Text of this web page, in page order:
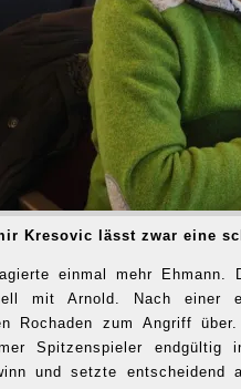
Kresovic lässt zwar eine
einmal mehr
mit Arnold. Nach einer
Rochaden zum Angriff
Spitzenspieler
und setzte